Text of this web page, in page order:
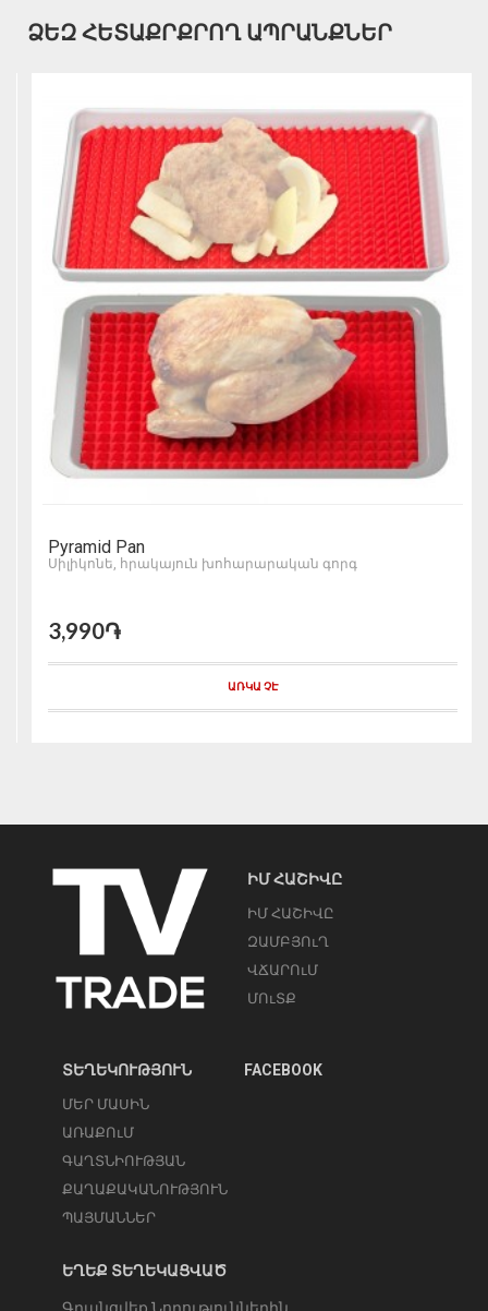
ՁԵԶ ՀԵՏԱՔՐՔՐՈՂ ԱՊՐԱՆՔՆԵՐ
Pyramid Pan
Սիլիկոնե, հրակայուն խոհարարական գորգ
3,990֏
ԱՌԿԱ ՉԷ
ԻՄ ՀԱՇԻՎԸ
ԻՄ ՀԱՇԻՎԸ
ԶԱՄԲՅՈւՂ
ՎՃԱՐՈւՄ
ՄՈւՏՔ
ՏԵՂԵԿՈՒԹՅՈՒՆ
ՄԵՐ ՄԱՍԻՆ
ԱՌԱՔՈւՄ
ԳԱՂՏՆԻՈՒԹՅԱՆ
ՔԱՂԱՔԱԿԱՆՈՒԹՅՈՒՆ
ՊԱՅՄԱՆՆԵՐ
FACEBOOK
ԵՂԵՔ ՏԵՂԵԿԱՑՎԱԾ
Գրանցվեք Նորություններին